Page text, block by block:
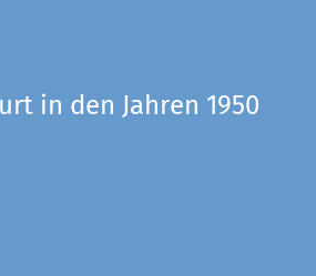
in den Jahren 1950